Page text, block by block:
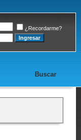
¿Recordarme?
Buscar